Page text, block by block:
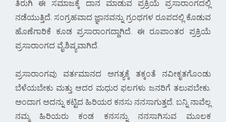
ತಿರುಗಿ ಈ ಸಮಾಜಕ್ಕೆ ದಾನ ಮಾಡುವ ಪ್ರಕ್ರಿಯೆ ಪ್ರಸಾರಾಂಗದಲ್ಲಿ
ನಡೆಯುತ್ತಿದೆ. ಸಂಗ್ರಹವಾದ ಜ್ಞಾನವನ್ನು ಗ್ರಂಥಗಳ ರೂಪದಲ್ಲಿ ಕೊಡುವ
ಹೊಣೆಗಾರಿಕೆ ಕೂಡ ಪ್ರಸಾರಾಂಗದ್ದಾಗಿದೆ. ಈ ರೂಪಾಂತರ ಪ್ರಕ್ರಿಯೆ
ಪ್ರಸಾರಾಂಗದ ವೈಶಿಷ್ಯವಾಗಿದೆ.
ಪ್ರಸಾರಾಂಗವು ವರ್ತಮಾನದ ಅಗತ್ಯಕ್ಕೆ ತಕ್ಕಂತೆ ನವೀಕೃತಗೊಂಡು
ಬೆಳೆಯಬೇಕು ಮತ್ತು ಆದರ ಮಧುರ ಫಲಗಳು ಜನರಿಗೆ ತಲುಪಬೇಕು.
ಅಂದಾಗ ಅದನ್ನು ಕಟ್ಟಿದ ಹಿರಿಯರ ಕನಸು ನನಸಾಗುತ್ತದೆ. ಬನ್ನಿ ನಾವೆಲ್ಲ
ನಮ್ಮ ಹಿರಿಯರು ಕಂಡ ಕನಸನ್ನು ನನಸಾಗಿಸುವ ಮೂಲಕ